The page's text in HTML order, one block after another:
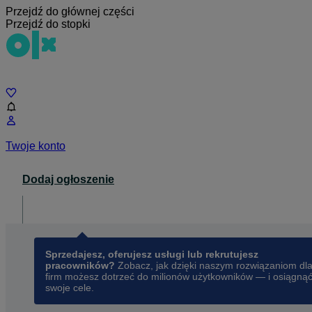
Przejdź do głównej części
Przejdź do stopki
Twoje konto
Dodaj ogłoszenie
Sprzedajesz, oferujesz usługi lub rekrutujesz
pracowników? Zobacz, jak dzięki naszym rozwiązaniom dla
firm możesz dotrzeć do milionów użytkowników — i osiągnąć
swoje cele.